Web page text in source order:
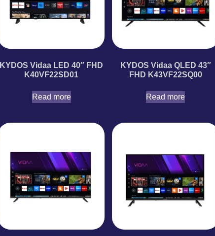
KYDOS Vidaa LED 40″ FHD
K40VF22SD01
Read more
KYDOS Vidaa QLED 43″
FHD K43VF22SQ00
Read more